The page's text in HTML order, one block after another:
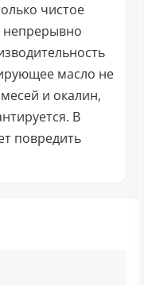
чистое
масло не
и окалин,
В
повредить